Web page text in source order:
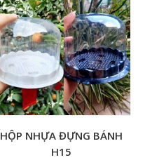
HỘP NHỰA ĐỰNG BÁNH
H15